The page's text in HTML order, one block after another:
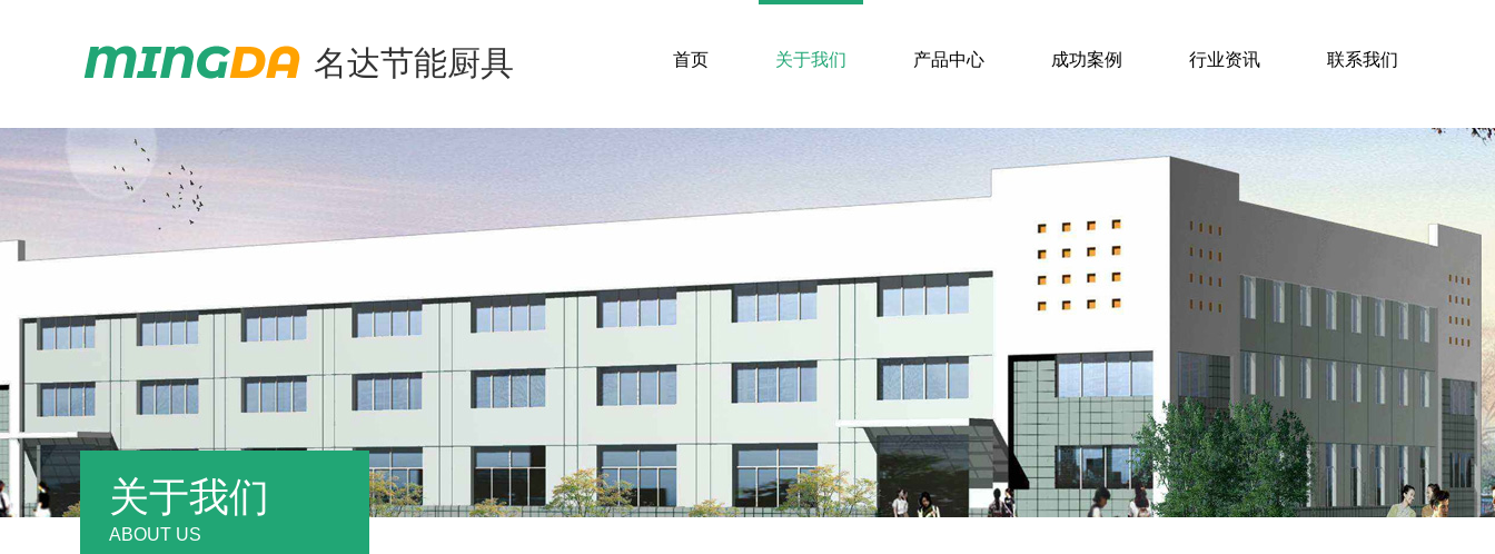
名达节能厨具 首页 关于我们 产品中心 成功案例 行业资讯 联系我们
关于我们
ABOUT US